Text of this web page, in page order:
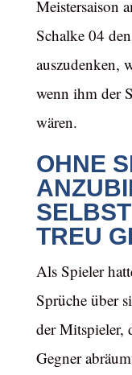
Meistersaison
Schalke 04
auszudenken,
wenn ihm der
wären.
OHNE
TREU
Als Spieler
Sprüche über
der Mitspieler,
Gegner